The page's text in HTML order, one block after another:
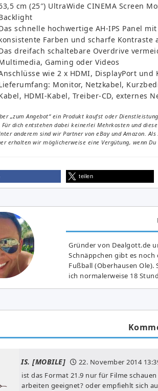
cm (25″) UltraWide CINEMA Screen
schnelle hochwertige AH-IPS Panel
Farben und scharfe Kontraste
dreifach schaltebare Overdrive
Gaming oder Videos
wie 2 x HDMI, DisplayPort
Monitor, Netzkabel,
HDMI-Kabel, Treiber-CD, externes
„zum Angebot“ ein Produkt kaufst oder
Für dich entstehen dabei keinerlei Mehrkosten und
anderem sind wir Partner von eBay und Amazon.
erhalten wir möglicherweise eine Vergütung, wenn Du
teilen
Gründer von Dealgott.de
Schnäppchen gibt es
Fußball (Oberhausen
ich normalerweise 18
IS. [MOBILE] 22. November 2014
ist das Format 21.9 nur für Filme
arbeiten geeignet? oder empfiehlt sich